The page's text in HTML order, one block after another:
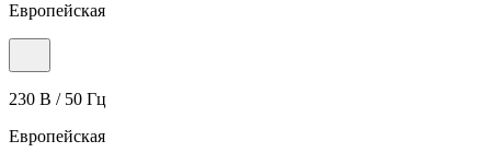
Европейская
230 В / 50 Гц
Европейская